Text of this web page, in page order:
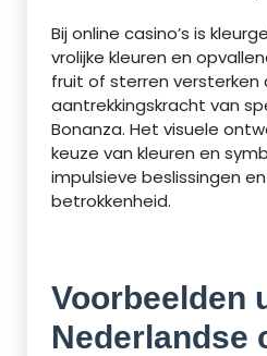
Bij online casino’s is
vrolijke kleuren en
fruit of sterren versterken
aantrekkingskracht van
Bonanza. Het visuele
keuze van kleuren en
impulsieve beslissingen
betrokkenheid.
Voorbeelden
Nederlandse